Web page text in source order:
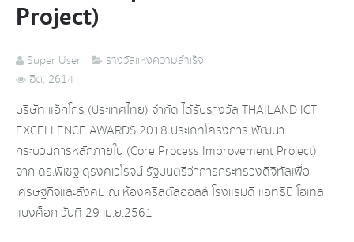
Project)
Super User
รางวัลแห่งความสำเร็จ
ฮิต: 2614
บริษัท แอ็กโกร (ประเทศไทย) จำกัด ได้รับรางวัล THAILAND ICT
EXCELLENCE AWARDS 2018 ประเภทโครงการ พัฒนา
กระบวนการหลักภายใน (Core Process Improvement Project)
จาก ดร.พิเชฐ ดุรงคเวโรจน์ รัฐมนตรีว่าการกระทรวงดิจิทัลเพื่อ
เศรษฐกิจและสังคม ณ ห้องคริสตัลฮอลล์ โรงแรมดิ แอทธินี โฮเทล
แบงค็อก วันที่ 29 เม.ย.2561